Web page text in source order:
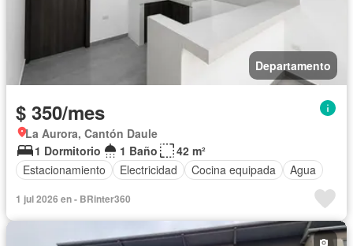
Departamento
$ 350/mes
La Aurora, Cantón Daule
1 Dormitorio
1 Baño
42 m²
Estacionamiento
Electricidad Cocina equipada Agua
1 jul 2026 en - BRinter360